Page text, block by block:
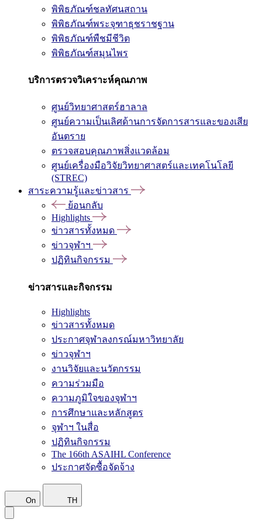
พิพิธภัณฑ์ชลทัศนสถาน
พิพิธภัณฑ์พระจุฑาธุชราชฐาน
พิพิธภัณฑ์พืชมีชีวิต
พิพิธภัณฑ์สมุนไพร
บริการตรวจวิเคราะห์คุณภาพ
ศูนย์วิทยาศาสตร์ฮาลาล
ศูนย์ความเป็นเลิศด้านการจัดการสารและของเสีย
อันตราย
ตรวจสอบคุณภาพสิ่งแวดล้อม
ศูนย์เครื่องมือวิจัยวิทยาศาสตร์และเทคโนโลยี
(STREC)
สาระความรู้และข่าวสาร
ย้อนกลับ
Highlights
ข่าวสารทั้งหมด
ข่าวจุฬาฯ
ปฏิทินกิจกรรม
ข่าวสารและกิจกรรม
Highlights
ข่าวสารทั้งหมด
ประกาศจุฬาลงกรณ์มหาวิทยาลัย
ข่าวจุฬาฯ
งานวิจัยและนวัตกรรม
ความร่วมมือ
ความภูมิใจของจุฬาฯ
การศึกษาและหลักสูตร
จุฬาฯ ในสื่อ
ปฏิทินกิจกรรม
The 166th ASAIHL Conference
ประกาศจัดซื้อจัดจ้าง
On TH